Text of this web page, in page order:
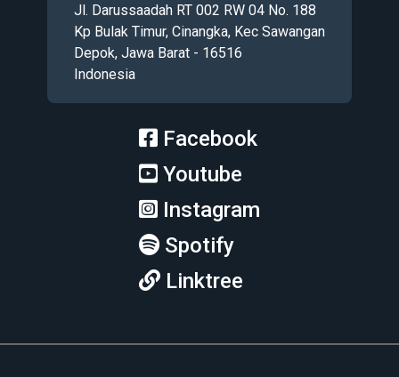
Jl. Darussaadah RT 002 RW 04 No. 188
Kp Bulak Timur, Cinangka, Kec Sawangan
Depok, Jawa Barat - 16516
Indonesia
Facebook
Youtube
Instagram
Spotify
Linktree